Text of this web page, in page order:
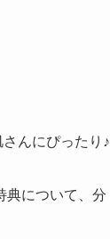
んにぴったり♪
典について、分